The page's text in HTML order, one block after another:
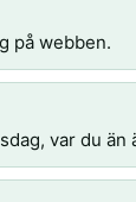
på webben.
var du än